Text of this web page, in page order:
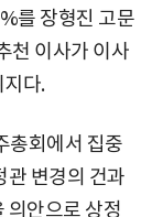
를 장형진 고문
천 이사가 이사
다.
총회에서 집중
관 변경의 건과
의안으로 상정